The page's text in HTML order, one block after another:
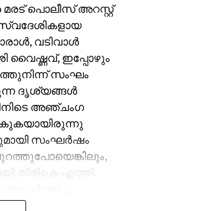
പൊലീസ് അറസ്റ്റ്
വടിവാള്‍
വൈഷ്ണവ്, ഇപ്പോഴും
സംഘം
ദൃശ്യങ്ങള്‍
അഞ്ചംഗ
സംഘര്‍ഷം
തിരികെ എത്തി.
ബാര്‍ ഉടമ